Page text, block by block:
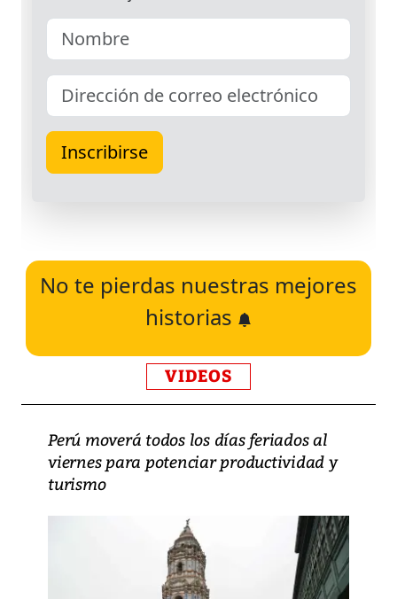
No te pierdas nuestras mejores
historias
VIDEOS
Perú moverá todos los días feriados al
viernes para potenciar productividad y
turismo